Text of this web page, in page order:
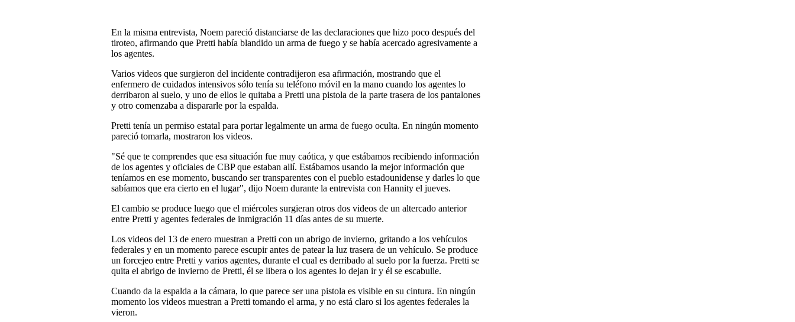
En la misma entrevista, Noem pareció distanciarse de las declaraciones que hizo poco después del
tiroteo, afirmando que Pretti había blandido un arma de fuego y se había acercado agresivamente a
los agentes.
Varios videos que surgieron del incidente contradijeron esa afirmación, mostrando que el
enfermero de cuidados intensivos sólo tenía su teléfono móvil en la mano cuando los agentes lo
derribaron al suelo, y uno de ellos le quitaba a Pretti una pistola de la parte trasera de los pantalones
y otro comenzaba a dispararle por la espalda.
Pretti tenía un permiso estatal para portar legalmente un arma de fuego oculta. En ningún momento
pareció tomarla, mostraron los videos.
"Sé que te comprendes que esa situación fue muy caótica, y que estábamos recibiendo información
de los agentes y oficiales de CBP que estaban allí. Estábamos usando la mejor información que
teníamos en ese momento, buscando ser transparentes con el pueblo estadounidense y darles lo que
sabíamos que era cierto en el lugar", dijo Noem durante la entrevista con Hannity el jueves.
El cambio se produce luego que el miércoles surgieran otros dos videos de un altercado anterior
entre Pretti y agentes federales de inmigración 11 días antes de su muerte.
Los videos del 13 de enero muestran a Pretti con un abrigo de invierno, gritando a los vehículos
federales y en un momento parece escupir antes de patear la luz trasera de un vehículo. Se produce
un forcejeo entre Pretti y varios agentes, durante el cual es derribado al suelo por la fuerza. Pretti se
quita el abrigo de invierno de Pretti, él se libera o los agentes lo dejan ir y él se escabulle.
Cuando da la espalda a la cámara, lo que parece ser una pistola es visible en su cintura. En ningún
momento los videos muestran a Pretti tomando el arma, y no está claro si los agentes federales la
vieron.